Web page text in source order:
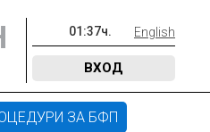
01 :37ч. English
ВХОД
ЗА БФП